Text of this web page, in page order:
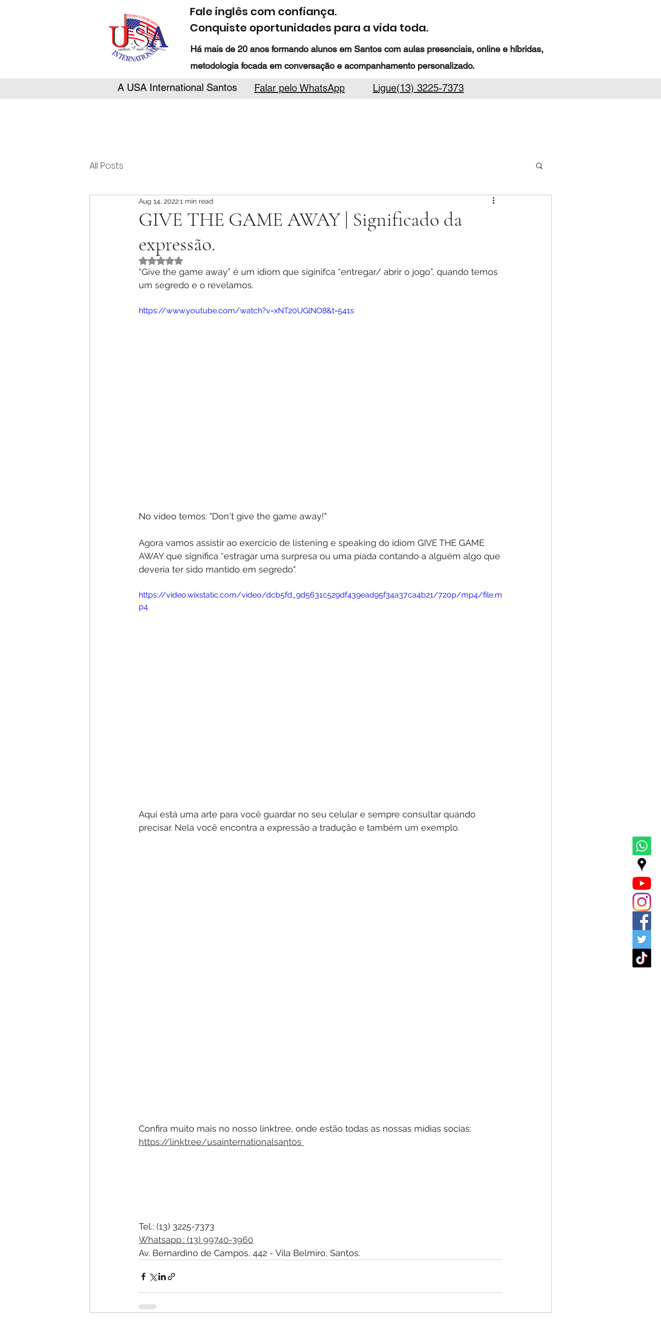
Fale inglês com confiança.
Conquiste oportunidades para a vida toda.
Há mais de 20 anos formando alunos em Santos com aulas presenciais, online e híbridas,
metodologia focada em conversação e acompanhamento personalizado.
A USA International Santos Falar pelo WhatsApp Ligue(13) 3225-7373
All Posts
GIVE THE GAME AWAY | Significado da
expressão.
Aug 14, 20221 min read
Rated NaN out of 5 stars.
“Give the game away” é um idiom que siginifca “entregar/ abrir o jogo”, quando temos
um segredo e o revelamos.
https://www.youtube.com/watch?v=xNT20UGlNO8&t=541s
No vídeo temos: "Don't give the game away!"
Agora vamos assistir ao exercício de listening e speaking do idiom GIVE THE GAME
AWAY que significa “estragar uma surpresa ou uma piada contando a alguém algo que
deveria ter sido mantido em segredo".
https://video.wixstatic.com/video/dcb5fd_9d5631c529df439ead95f34a37ca4b21/720p/mp4/file.m
p4
Aqui está uma arte para você guardar no seu celular e sempre consultar quando
precisar. Nela você encontra a expressão a tradução e também um exemplo.
Confira muito mais no nosso linktree, onde estão todas as nossas mídias socias:
https://linktr.ee/usainternationalsantos
Tel.: (13) 3225-7373
Whatsapp.: (13) 99740-3960
Av. Bernardino de Campos, 442 - Vila Belmiro, Santos.